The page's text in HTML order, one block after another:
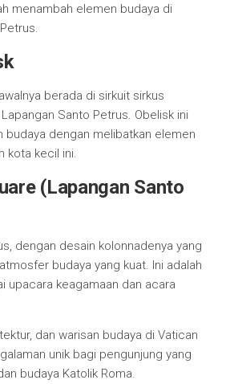
menambah elemen budaya di
berada di sirkuit sirkus
Santo Petrus. Obelisk ini
budaya dengan melibatkan elemen
kota kecil ini.
(Lapangan Santo
dengan desain kolonnadenya yang
budaya yang kuat. Ini adalah
upacara keagamaan dan acara
dan warisan budaya di Vatican
unik bagi pengunjung yang
budaya Katolik Roma.